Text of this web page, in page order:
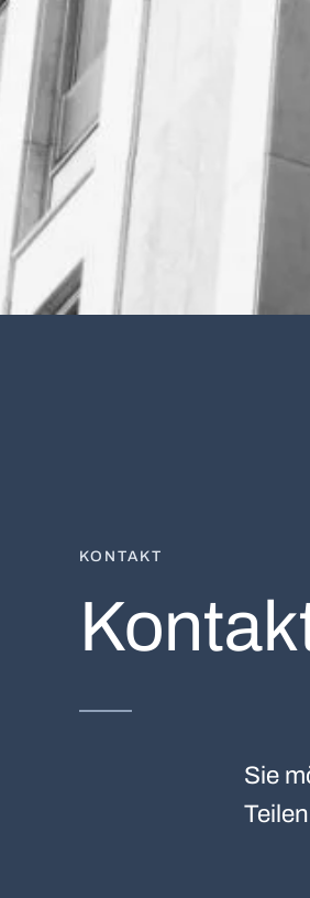
KONTAKT
Sie